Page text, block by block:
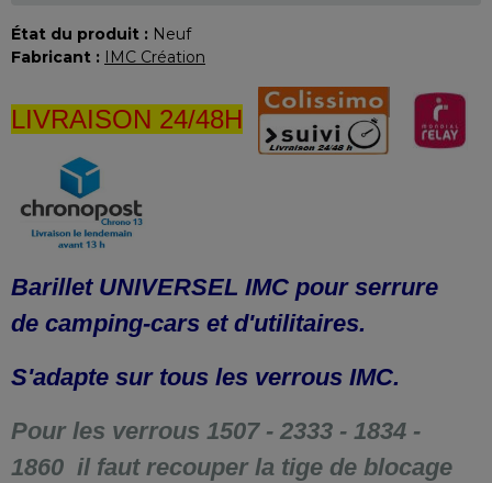
État du produit : Neuf
Fabricant :
IMC Création
LIVRAISON 24/48H
Barillet UNIVERSEL IMC pour serrure
de camping-cars et d'utilitaires.
S'adapte sur tous les verrous IMC.
Pour les verrous 1507 - 2333 - 1834 -
1860 il faut recouper la tige de blocage